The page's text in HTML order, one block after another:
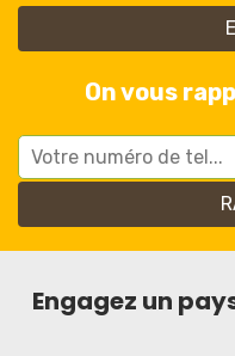
On vous
Engagez un